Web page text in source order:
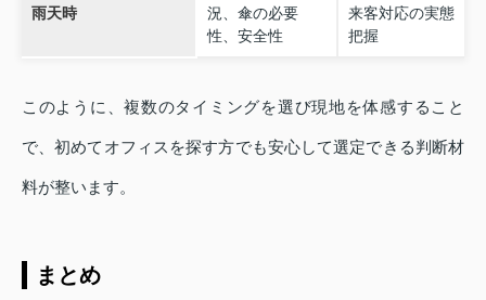
雨天時
況、傘の必要
性、安全性
来客対応の実態
把握
このように、複数のタイミングを選び現地を体感すること
で、初めてオフィスを探す方でも安心して選定できる判断材
料が整います。
まとめ